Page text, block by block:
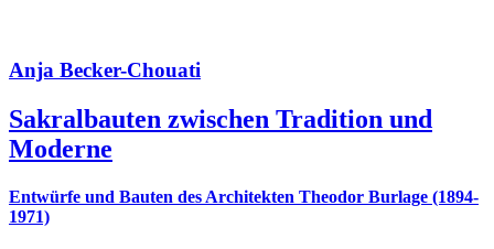
Anja Becker-Chouati
Sakralbauten zwischen Tradition und
Moderne
Entwürfe und Bauten des Architekten Theodor Burlage (1894-
1971)